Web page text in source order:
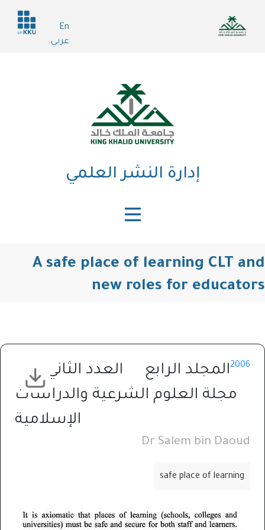
المحتوى
En
عربي
Header
services
إدارة النشر العلمي
A safe place of learning CLT and
new roles for educators
2006المجلد الرابع
العدد الثاني
مجلة العلوم الشرعية والدراسات
الإسلامية
Dr Salem bin Daoud
safe place of learning